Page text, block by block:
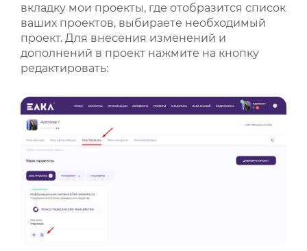
вкладку мои проекты, где отобразится список
ваших проектов, выбираете необходимый
проект. Для внесения изменений и
дополнений в проект нажмите на кнопку
редактировать: